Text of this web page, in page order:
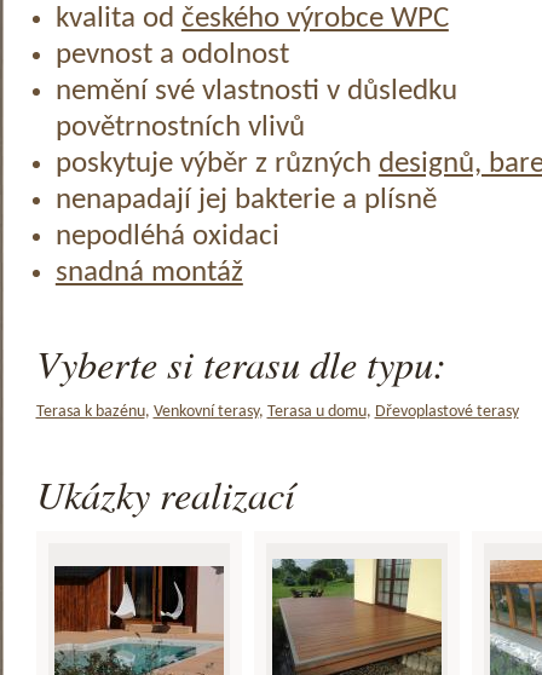
kvalita od českého výrobce WPC
pevnost a odolnost
nemění své vlastnosti v důsledku
povětrnostních vlivů
poskytuje výběr z různých designů,
nenapadají jej bakterie a plísně
nepodléhá oxidaci
snadná montáž
Vyberte si terasu dle typu:
Terasa k bazénu, Venkovní terasy, Terasa u domu, Dřevoplastové terasy
Ukázky realizací